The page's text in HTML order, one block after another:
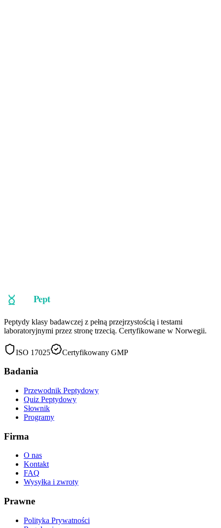
Peptydy klasy badawczej z pełną przejrzystością i testami
laboratoryjnymi przez stronę trzecią. Certyfikowane w Norwegii.
ISO 17025 Certyfikowany GMP
Badania
Przewodnik Peptydowy
Quiz Peptydowy
Słownik
Programy
Firma
O nas
Kontakt
FAQ
Wysyłka i zwroty
Prawne
Polityka Prywatności